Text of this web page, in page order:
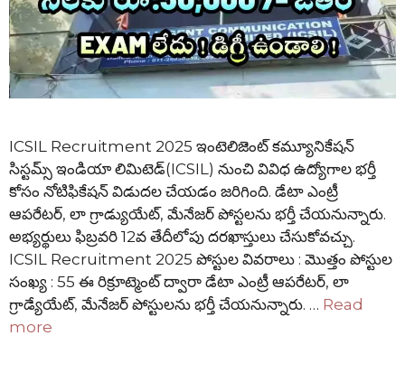
ICSIL Recruitment 2025 ఇంటెలిజెంట్ కమ్యూనికేషన్
సిస్టమ్స్ ఇండియా లిమిటెడ్(ICSIL) నుంచి వివిధ ఉద్యోగాల భర్తీ
కోసం నోటిఫికేషన్ విడుదల చేయడం జరిగింది. డేటా ఎంట్రీ
ఆపరేటర్, లా గ్రాడ్యుయేట్, మేనేజర్ పోస్టలను భర్తీ చేయనున్నారు.
అభ్యర్థులు ఫిబ్రవరి 12వ తేదీలోపు దరఖాస్తులు చేసుకోవచ్చు.
ICSIL Recruitment 2025 పోస్టుల వివరాలు : మొత్తం పోస్టుల
సంఖ్య : 55 ఈ రిక్రూట్మెంట్ ద్వారా డేటా ఎంట్రీ ఆపరేటర్, లా
గ్రాడ్యేయేట్, మేనేజర్ పోస్టులను భర్తీ చేయనున్నారు. … Read
more